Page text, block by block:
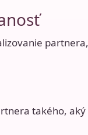
takého, aký